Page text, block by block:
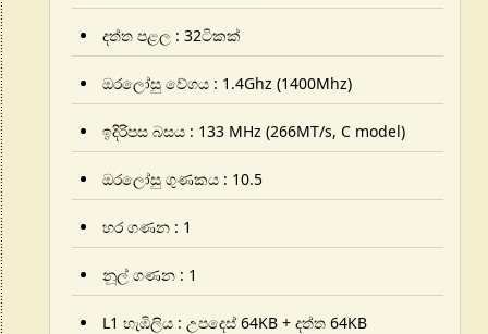
දත්ත පළල : 32ටිකක්
ඔරලෝසු වේගය : 1.4Ghz (1400Mhz)
ඉදිරිපස බසය : 133 MHz (266MT/s, C model)
ඔරලෝසු ගුණකය : 10.5
හර ගණන : 1
නූල් ගණන : 1
L1 හැඹිලිය : උපදෙස් 64KB + දත්ත 64KB